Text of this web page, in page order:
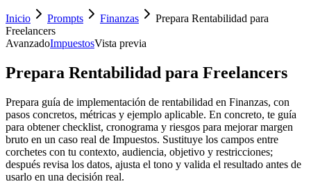
Inicio Prompts Finanzas
Prepara Rentabilidad para
Freelancers
AvanzadoImpuestosVista previa
Prepara Rentabilidad para Freelancers
Prepara guía de implementación de rentabilidad en Finanzas, con
pasos concretos, métricas y ejemplo aplicable. En concreto, te guía
para obtener checklist, cronograma y riesgos para mejorar margen
bruto en un caso real de Impuestos. Sustituye los campos entre
corchetes con tu contexto, audiencia, objetivo y restricciones;
después revisa los datos, ajusta el tono y valida el resultado antes de
usarlo en una decisión real.